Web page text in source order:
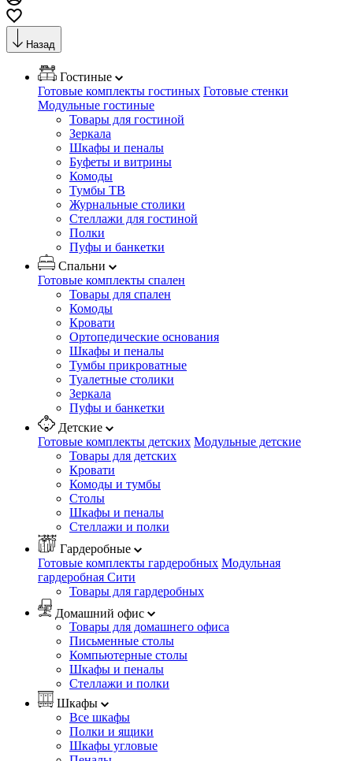
Назад
Гостиные
Готовые комплекты гостиных Готовые стенки
Модульные гостиные
Товары для гостиной
Зеркала
Шкафы и пеналы
Буфеты и витрины
Комоды
Тумбы ТВ
Журнальные столики
Стеллажи для гостиной
Полки
Пуфы и банкетки
Спальни
Готовые комплекты спален
Товары для спален
Комоды
Кровати
Ортопедические основания
Шкафы и пеналы
Тумбы прикроватные
Туалетные столики
Зеркала
Пуфы и банкетки
Детские
Готовые комплекты детских Модульные детские
Товары для детских
Кровати
Комоды и тумбы
Столы
Шкафы и пеналы
Стеллажи и полки
Гардеробные
Готовые комплекты гардеробных Модульная
гардеробная Сити
Товары для гардеробных
Домашний офис
Товары для домашнего офиса
Письменные столы
Компьютерные столы
Шкафы и пеналы
Стеллажи и полки
Шкафы
Все шкафы
Полки и ящики
Шкафы угловые